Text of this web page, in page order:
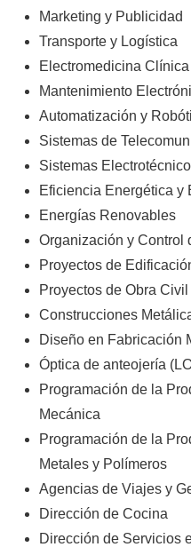
Marketing y Publicidad
Transporte y Logística
Electromedicina Clínica
Mantenimiento
Automatización y
Sistemas de
Sistemas
Eficiencia Energética y
Energías Renovables
Organización y Control
Proyectos de
Proyectos de Obra Civil
Construcciones
Diseño en Fabricación
Óptica de anteojería
Programación de la
Mecánica
Programación de la
Metales y Polímeros
Agencias de Viajes y
Dirección de Cocina
Dirección de Servicios